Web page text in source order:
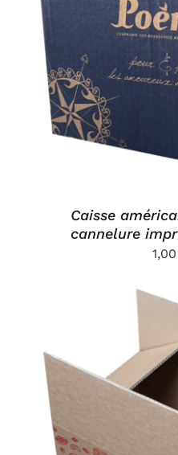
AJOUTER
DÉTAILS
Caisse
cannelure
1,00
AJOUTER
DÉTAILS